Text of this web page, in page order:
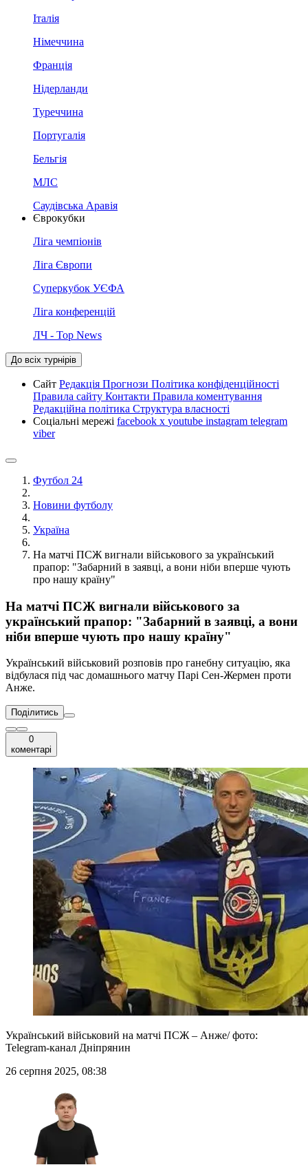
Італія
Німеччина
Франція
Нідерланди
Туреччина
Португалія
Бельгія
МЛС
Саудівська Аравія
Єврокубки
Ліга чемпіонів
Ліга Європи
Суперкубок УЄФА
Ліга конференцій
ЛЧ - Top News
До всіх турнірів
Сайт Редакція Прогнози Політика конфіденційності
Правила сайту Контакти Правила коментування
Редакційна політика Структура власності
Соціальні мережі facebook x youtube instagram telegram
viber
Футбол 24
Новини футболу
Україна
На матчі ПСЖ вигнали військового за український
прапор: "Забарний в заявці, а вони ніби вперше чують
про нашу країну"
На матчі ПСЖ вигнали військового за
український прапор: "Забарний в заявці, а вони
ніби вперше чують про нашу країну"
Український військовий розповів про ганебну ситуацію, яка
відбулася під час домашнього матчу Парі Сен-Жермен проти
Анже.
Поділитись
0
коментарі
Український військовий на матчі ПСЖ – Анже/ фото:
Telegram-канал Дніпрянин
26 серпня 2025, 08:38